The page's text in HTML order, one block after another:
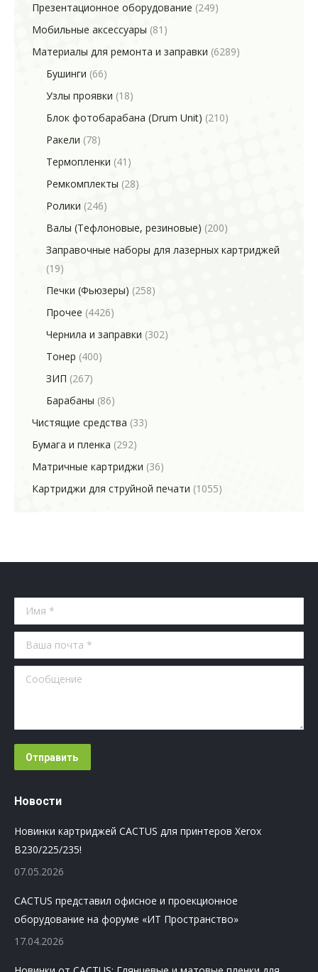
Презентационное оборудование (249)
Мобильные аксессуары (81)
Материалы для ремонта и заправки (6289)
Бушинги (66)
Узлы проявки (18)
Блок фотобарабана (Drum Unit) (210)
Ракели (78)
Термопленки (41)
Ремкомплекты (28)
Ролики (246)
Валы (Тефлоновые, резиновые) (200)
Заправочные наборы для лазерных картриджей
(19)
Печки (Фьюзеры) (258)
Прочее (4426)
Чернила и заправки (302)
Тонер (400)
ЗИП (267)
Барабаны (86)
Чистящие средства (33)
Бумага и пленка (292)
Матричные картриджи (36)
Картриджи для струйной печати (1055)
Имя *
Ваша почта *
Сообщение
Отправить
Новости
Новинки картриджей CACTUS для принтеров Xerox
B230/225/235!
07.05.2026
CACTUS представил офисное и проекционное
оборудование на форуме «ИТ Пространство»
17.04.2026